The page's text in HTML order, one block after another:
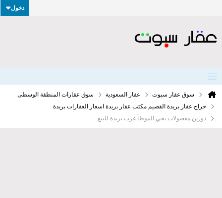
دخول
سوق عقار سبوت عقار السعودية
سوق عقارات المنطقة الوسطى
حراج عقار بريدة القصيم مكتب عقار بريدة اسعار العقارات بريدة
دورين مفصولات بحي الموطأ غرب بريدة للبيع